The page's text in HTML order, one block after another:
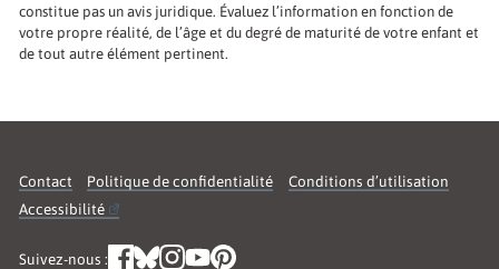
constitue pas un avis juridique. Évaluez l’information en fonction de
votre propre réalité, de l’âge et du degré de maturité de votre enfant et
de tout autre élément pertinent.
Contact Politique de confidentialité
Conditions d’utilisation
Accessibilité
Suivez-nous :